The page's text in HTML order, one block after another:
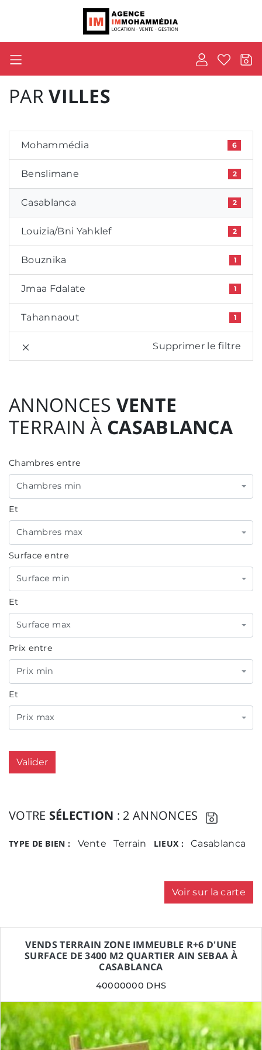
PARVILLES
Mohammédia 6
Benslimane 2
Casablanca 2
Louizia/Bni Yahklef 2
Bouznika 1
Jmaa Fdalate 1
Tahannaout 1
Supprimer le filtre
ANNONCES VENTE
TERRAIN À CASABLANCA
Chambres entre
Chambres min
Et
Chambres max
Surface entre
Surface min
Et
Surface max
Prix entre
Prix min
Et
Prix max
Valider
VOTRE SÉLECTION : 2 ANNONCES
TYPE DE BIEN : Vente Terrain LIEUX : Casablanca
Voir sur la carte
VENDS TERRAIN ZONE IMMEUBLE R+6 D'UNE
SURFACE DE 3400 M2 QUARTIER AIN SEBAA À
CASABLANCA
40000000 DHS